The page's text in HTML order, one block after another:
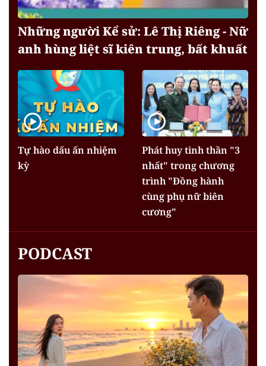
Những người Kể sử: Lê Thị Riêng - Nữ
anh hùng liệt sĩ kiên trung, bất khuất
Tự hào dấu ấn nhiệm
kỳ
Phát huy tinh thần "3
nhất" trong chương
trình "Đồng hành
cùng phụ nữ biên
cương"
PODCAST